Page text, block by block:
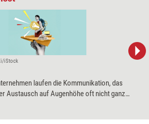
iStock
laufen die Kommunikation, das
Austausch auf Augenhöhe oft nicht ganz